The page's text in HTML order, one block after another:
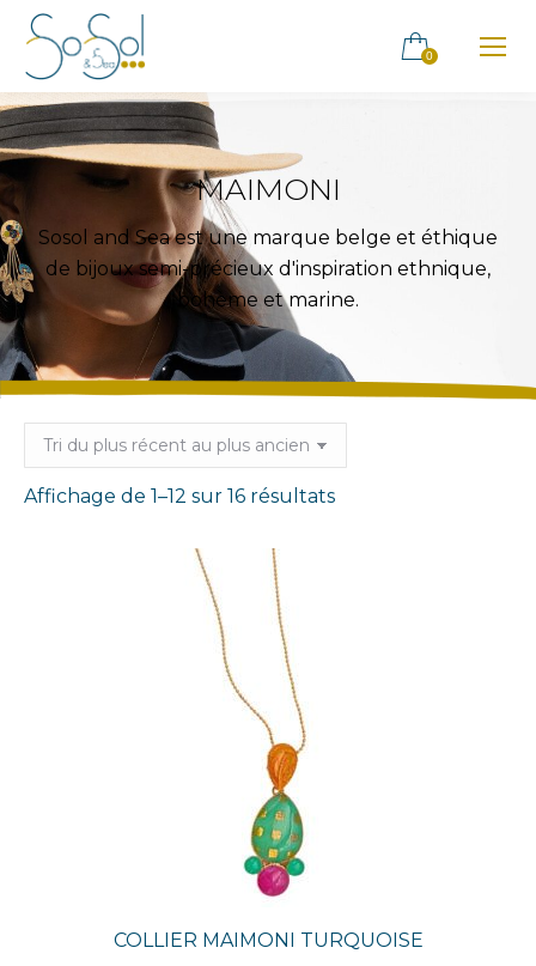
0
MAIMONI
Sosol and Sea est une marque belge et éthique
de bijoux semi-précieux d'inspiration ethnique,
bohème et marine.
Affichage de 1–12 sur 16 résultatsTrié
COLLIER MAIMONI TURQUOISE